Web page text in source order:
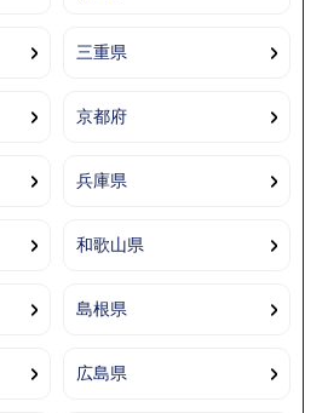
三重県
京都府
兵庫県
和歌山県
島根県
広島県